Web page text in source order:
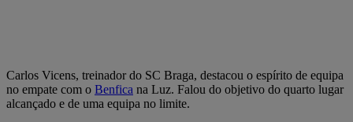
Carlos Vicens, treinador do SC Braga, destacou o espírito de equipa
no empate com o Benfica na Luz. Falou do objetivo do quarto lugar
alcançado e de uma equipa no limite.